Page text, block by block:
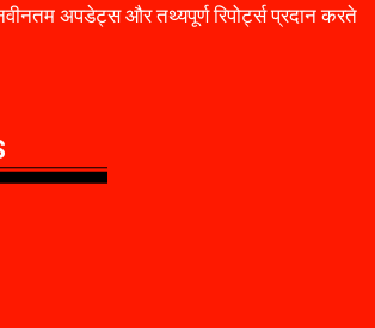
अपडेट्स और तथ्यपूर्ण रिपोर्ट्स प्रदान करते